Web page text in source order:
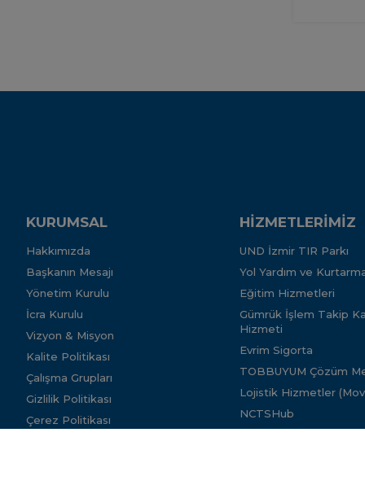
KURUMSAL
Hakkımızda
Başkanın Mesajı
Yönetim Kurulu
İcra Kurulu
Vizyon & Misyon
Kalite Politikası
Çalışma Grupları
Gizlilik Politikası
Çerez Politikası
HİZMETLERİMİZ
UND İzmir TIR Parkı
Yol Yardım ve
Eğitim Hizmetleri
Gümrük İşlem Takip
Hizmeti
Evrim Sigorta
TOBBUYUM Çözüm
Lojistik Hizmetler
NCTSHub